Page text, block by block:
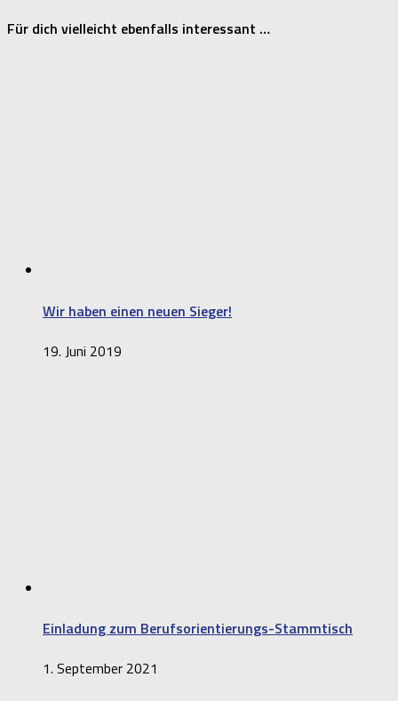
Für dich vielleicht ebenfalls interessant …
Wir haben einen neuen Sieger!
19. Juni 2019
Einladung zum Berufsorientierungs-Stammtisch
1. September 2021